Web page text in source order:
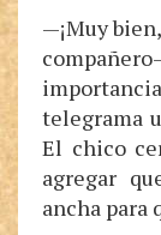
—¡Muy
telegrama
El chico
agregar
ancha para